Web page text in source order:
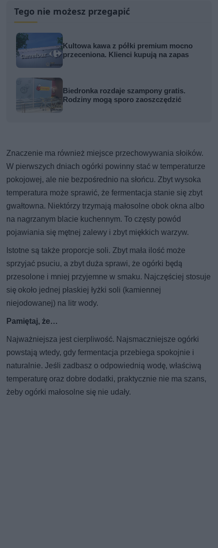
Tego nie możesz przegapić
Kultowa kawa z półki premium mocno
przeceniona. Klienci kupują na zapas
Biedronka rozdaje szampony gratis.
Rodziny mogą sporo zaoszczędzić
Znaczenie ma również miejsce przechowywania słoików.
W pierwszych dniach ogórki powinny stać w temperaturze
pokojowej, ale nie bezpośrednio na słońcu. Zbyt wysoka
temperatura może sprawić, że fermentacja stanie się zbyt
gwałtowna. Niektórzy trzymają małosolne obok okna albo
na nagrzanym blacie kuchennym. To częsty powód
pojawiania się mętnej zalewy i zbyt miękkich warzyw.
Istotne są także proporcje soli. Zbyt mała ilość może
sprzyjać psuciu, a zbyt duża sprawi, że ogórki będą
przesolone i mniej przyjemne w smaku. Najczęściej stosuje
się około jednej płaskiej łyżki soli (kamiennej
niejodowanej) na litr wody.
Pamiętaj, że…
Najważniejsza jest cierpliwość. Najsmaczniejsze ogórki
powstają wtedy, gdy fermentacja przebiega spokojnie i
naturalnie. Jeśli zadbasz o odpowiednią wodę, właściwą
temperaturę oraz dobre dodatki, praktycznie nie ma szans,
żeby ogórki małosolne się nie udały.